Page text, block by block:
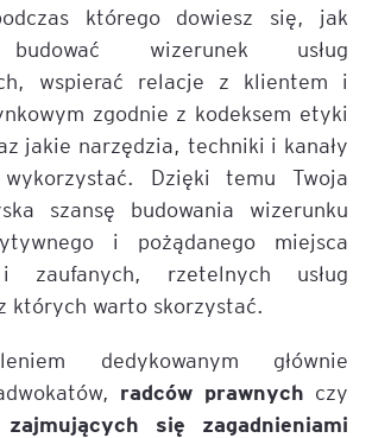
którego dowiesz się, jak
budować wizerunek usług
wspierać relacje z klientem i
zgodnie z kodeksem etyki
jakie narzędzia, techniki i kanały
Dzięki temu Twoja
szansę budowania wizerunku
i pożądanego miejsca
rzetelnych usług
których warto skorzystać.
dedykowanym głównie
radców prawnych czy
się zagadnieniami